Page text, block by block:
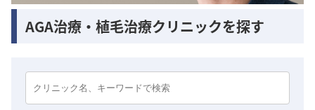
AGA治療・植毛治療クリニックを探す